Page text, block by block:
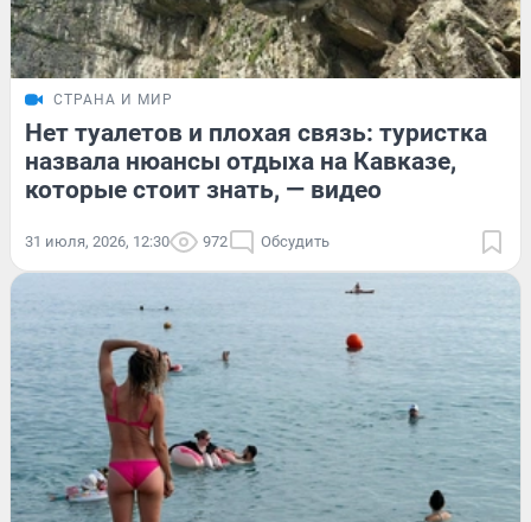
СТРАНА И МИР
Нет туалетов и плохая связь: туристка
назвала нюансы отдыха на Кавказе,
которые стоит знать, — видео
31 июля, 2026, 12:30 972 Обсудить